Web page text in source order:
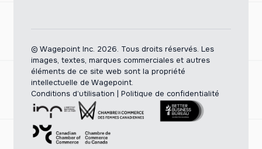
© Wagepoint Inc. 2026. Tous droits réservés. Les
images, textes, marques commerciales et autres
éléments de ce site web sont la propriété
intellectuelle de Wagepoint.
Conditions d’utilisation | Politique de confidentialité